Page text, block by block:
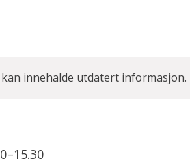
innehalde utdatert informasjon.